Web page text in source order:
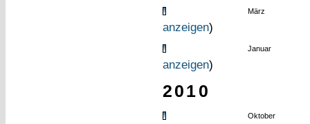
März
anzeigen)
Januar
anzeigen)
2010
Oktober